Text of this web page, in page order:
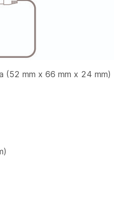
(52 mm x 66 mm x 24 mm)